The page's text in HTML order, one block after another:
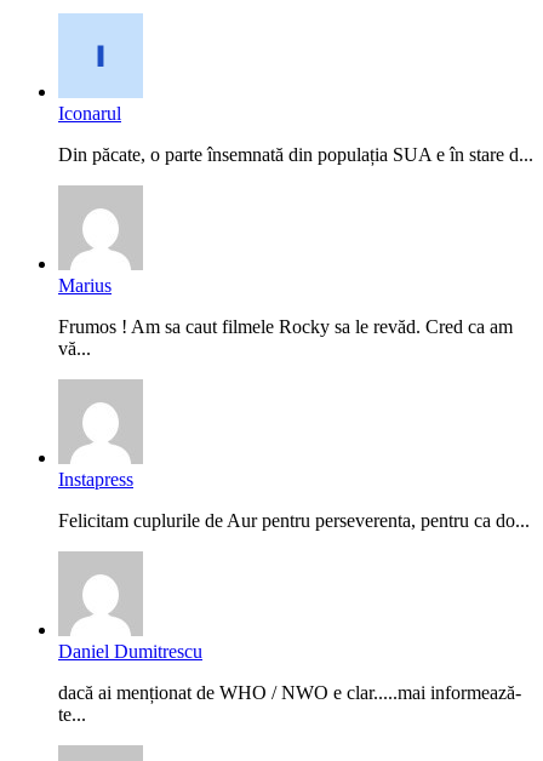
Iconarul
Din păcate, o parte însemnată din populația SUA e în stare d...
Marius
Frumos ! Am sa caut filmele Rocky sa le revăd. Cred ca am
vă...
Instapress
Felicitam cuplurile de Aur pentru perseverenta, pentru ca do...
Daniel Dumitrescu
dacă ai menționat de WHO / NWO e clar.....mai informează-
te...